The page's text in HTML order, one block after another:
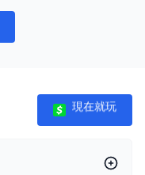
現在就玩